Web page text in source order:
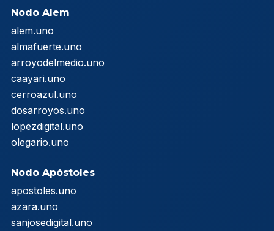
Nodo Alem
alem.uno
almafuerte.uno
arroyodelmedio.uno
caayari.uno
cerroazul.uno
dosarroyos.uno
lopezdigital.uno
olegario.uno
Nodo Apóstoles
apostoles.uno
azara.uno
sanjosedigital.uno